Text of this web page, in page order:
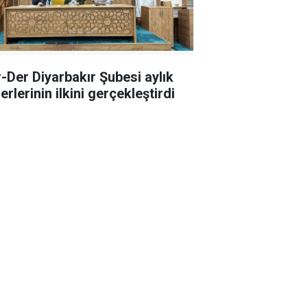
Der Diyarbakır Şubesi aylık
ilkini gerçekleştirdi